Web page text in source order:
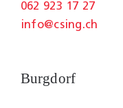
062 923 17 27
info@csing.ch
Burgdorf